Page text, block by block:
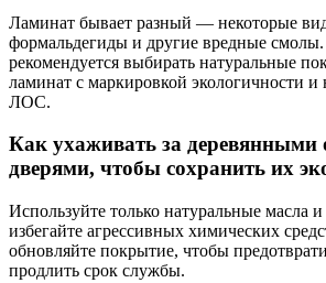
Ламинат бывает разный — некоторые
формальдегиды и другие вредные смолы.
рекомендуется выбирать натуральные
ламинат с маркировкой экологичности
ЛОС.
Как ухаживать за деревянными
дверями, чтобы сохранить их
Используйте только натуральные масла
избегайте агрессивных химических
обновляйте покрытие, чтобы
продлить срок службы.